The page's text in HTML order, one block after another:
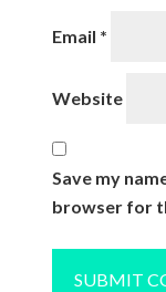
Email *
Website
Save my
browser for